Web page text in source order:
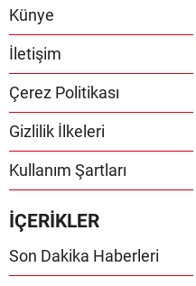
Künye
İletişim
Çerez Politikası
Gizlilik İlkeleri
Kullanım Şartları
İÇERİKLER
Son Dakika Haberleri